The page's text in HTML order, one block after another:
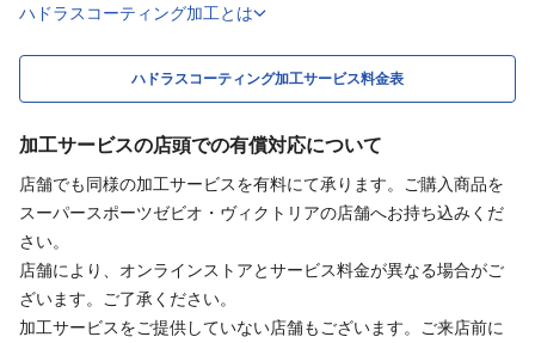
ハドラスコーティング加工とは
ハドラスコーティング加工サービス料金表
加工サービスの店頭での有償対応について
店舗でも同様の加工サービスを有料にて承ります。ご購入商品を
スーパースポーツゼビオ・ヴィクトリアの店舗へお持ち込みくだ
さい。
店舗により、オンラインストアとサービス料金が異なる場合がご
ざいます。ご了承ください。
加工サービスをご提供していない店舗もございます。ご来店前に